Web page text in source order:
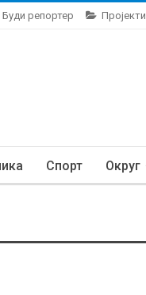
Буди репортер Пројекти
Спорт Округ